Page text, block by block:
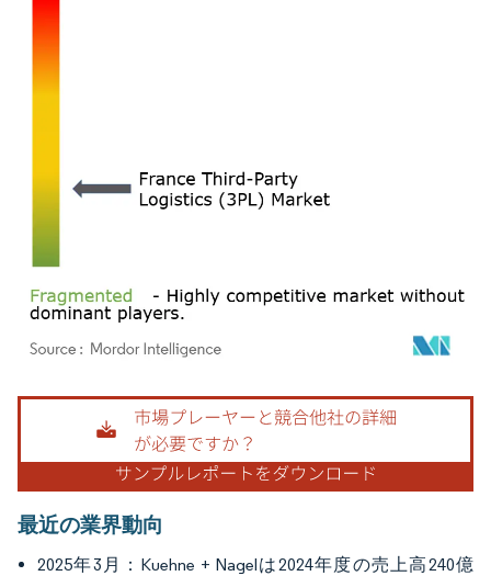
画像 © Mordor Intelligence。再利用にはCC BY 4.0の表示が必要です。
最近の業界動向
2025年3月：Kuehne + Nagelは2024年度の売上高240億